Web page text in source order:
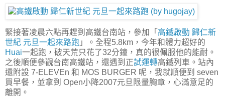
緊接著凌晨六點再趕到高鐵台南站，參加「 高鐵啟動 歸仁新
世紀 元旦一起來路跑 」。全程5.8km，今年和體力超好的
Huai一起跑，破天荒只花了32分鐘，真的很佩服他的能耐。
之後順便參觀台南高鐵站，還遇到正試運轉高鐵列車。站內
還附設 7-ELEVEn 和 MOS BURGER 呢，我就順便到 seven
買早餐，並拿到 Open小降2007元旦限量胸章，心滿意足的
離開。